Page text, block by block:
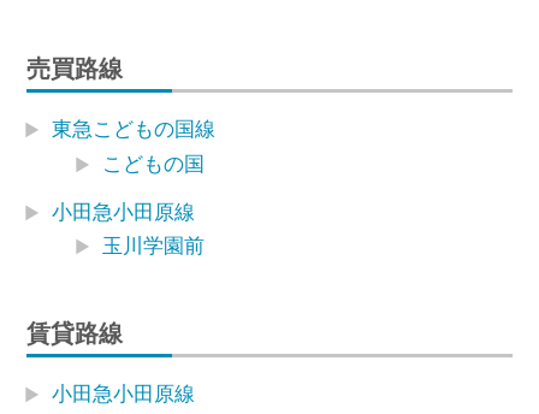
売買路線
東急こどもの国線
こどもの国
小田急小田原線
玉川学園前
賃貸路線
小田急小田原線